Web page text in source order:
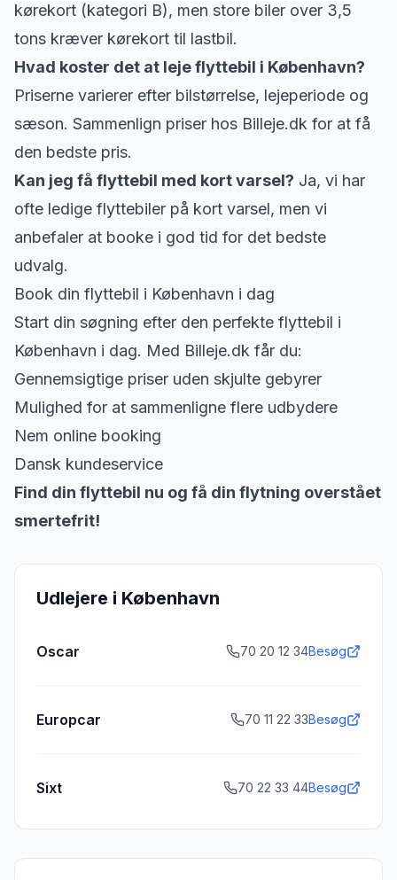
kørekort (kategori B), men store biler over 3,5
tons kræver kørekort til lastbil.
Hvad koster det at leje flyttebil i København?
Priserne varierer efter bilstørrelse, lejeperiode og
sæson. Sammenlign priser hos Billeje.dk for at få
den bedste pris.
Kan jeg få flyttebil med kort varsel? Ja, vi har
ofte ledige flyttebiler på kort varsel, men vi
anbefaler at booke i god tid for det bedste
udvalg.
Book din flyttebil i København i dag
Start din søgning efter den perfekte flyttebil i
København i dag. Med Billeje.dk får du:
Gennemsigtige priser uden skjulte gebyrer
Mulighed for at sammenligne flere udbydere
Nem online booking
Dansk kundeservice
Find din flyttebil nu og få din flytning overstået
smertefrit!
Udlejere i København
Oscar 70 20 12 34Besøg
Europcar 70 11 22 33Besøg
Sixt 70 22 33 44Besøg